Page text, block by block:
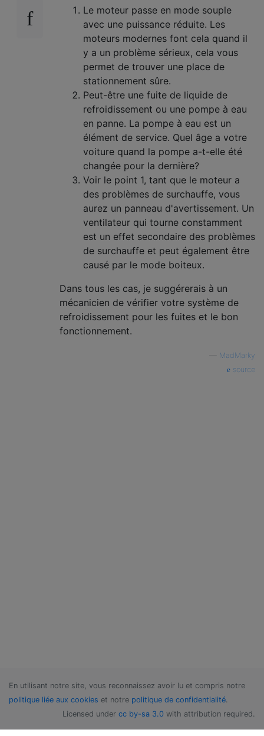
Le moteur passe en mode souple
avec une puissance réduite. Les
moteurs modernes font cela quand il
y a un problème sérieux, cela vous
permet de trouver une place de
stationnement sûre.
Peut-être une fuite de liquide de
refroidissement ou une pompe à eau
en panne. La pompe à eau est un
élément de service. Quel âge a votre
voiture quand la pompe a-t-elle été
changée pour la dernière?
Voir le point 1, tant que le moteur a
des problèmes de surchauffe, vous
aurez un panneau d'avertissement. Un
ventilateur qui tourne constamment
est un effet secondaire des problèmes
de surchauffe et peut également être
causé par le mode boiteux.
Dans tous les cas, je suggérerais à un
mécanicien de vérifier votre système de
refroidissement pour les fuites et le bon
fonctionnement.
MadMarky
source
En utilisant notre site, vous reconnaissez avoir lu et compris notre
politique liée aux cookies et notre politique de confidentialité.
Licensed under cc by-sa 3.0 with attribution required.